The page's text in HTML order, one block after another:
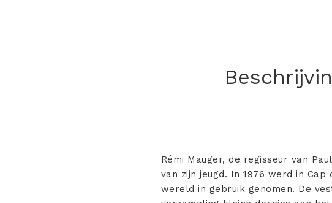
Rémi Mauger, de regisseur van
van zijn jeugd. In 1976 werd in
wereld in gebruik genomen. De